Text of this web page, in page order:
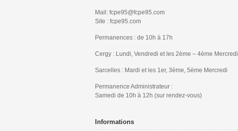
Mail: fcpe95@fcpe95.com
Site : fcpe95.com
Permanences : de 10h à 17h
Cergy : Lundi, Vendredi et les 2ème – 4ème Mercredi
Sarcelles : Mardi et les 1er, 3ème, 5ème Mercredi
Permanence Administrateur :
Samedi de 10h à 12h (sur rendez-vous)
Informations